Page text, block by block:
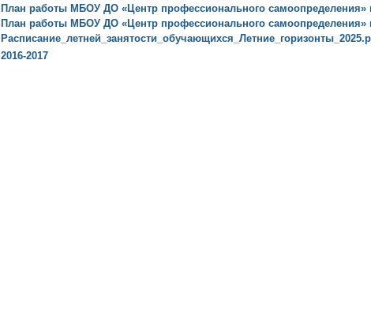
План работы МБОУ ДО «Центр профессионального самоопределения»
План работы МБОУ ДО «Центр профессионального самоопределения»
2016-2017